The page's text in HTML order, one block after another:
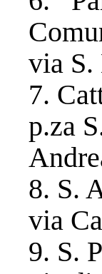
​via S.
​7.
p.za
8. S.
via
9. S.